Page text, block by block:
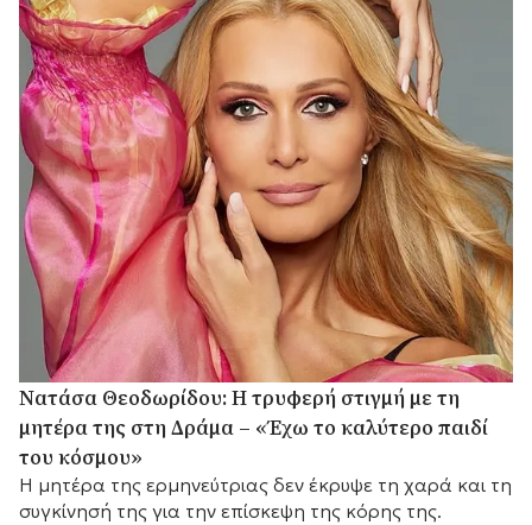
Νατάσα Θεοδωρίδου: Η τρυφερή στιγμή με τη
μητέρα της στη Δράμα – «Έχω το καλύτερο παιδί
του κόσμου»
Η μητέρα της ερμηνεύτριας δεν έκρυψε τη χαρά και τη
συγκίνησή της για την επίσκεψη της κόρης της.